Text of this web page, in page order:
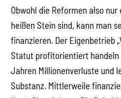
Obwohl die Reformen also
heißen Stein sind, kann man
finanzieren. Der Eigenbetrieb
Statut profitorientiert
Jahren Millionenverluste und
Substanz. Mittlerweile